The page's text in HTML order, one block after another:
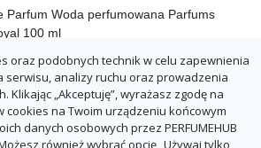
Parfum Woda perfumowana Parfums
100 ml
485.89 zł
Darmowa dostawa
0.00%
oraz podobnych technik w celu zapewnienia
serwisu, analizy ruchu oraz prowadzenia
Klikając „Akceptuję”, wyrażasz zgodę na
na Twoim urządzeniu końcowym
danych osobowych przez PERFUMEHUB
Możesz również wybrać opcję „Używaj tylko